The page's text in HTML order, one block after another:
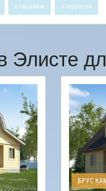
с гаражом с террасой
Элисте
БРУС